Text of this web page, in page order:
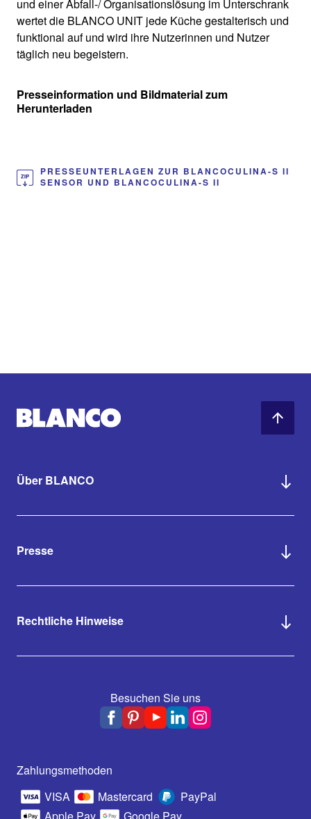
und einer Abfall-/ Organisationslösung im Unterschrank
wertet die BLANCO UNIT jede Küche gestalterisch und
funktional auf und wird ihre Nutzerinnen und Nutzer
täglich neu begeistern.
Presseinformation und Bildmaterial zum
Herunterladen
PRESSEUNTERLAGEN ZUR BLANCOCULINA-S II
SENSOR UND BLANCOCULINA-S II
Über BLANCO
Presse
Rechtliche Hinweise
Besuchen Sie uns
Zahlungsmethoden
VISA
Mastercard
PayPal
Apple Pay
Google Pay